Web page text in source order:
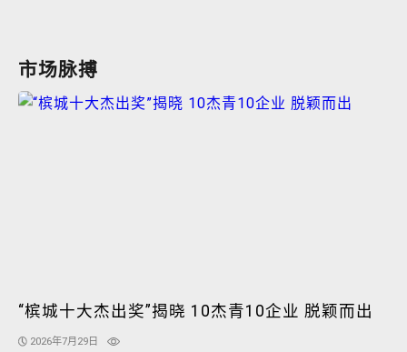
市场脉搏
“槟城十大杰出奖”揭晓 10杰青10企业 脱颖而出
2026年7月29日